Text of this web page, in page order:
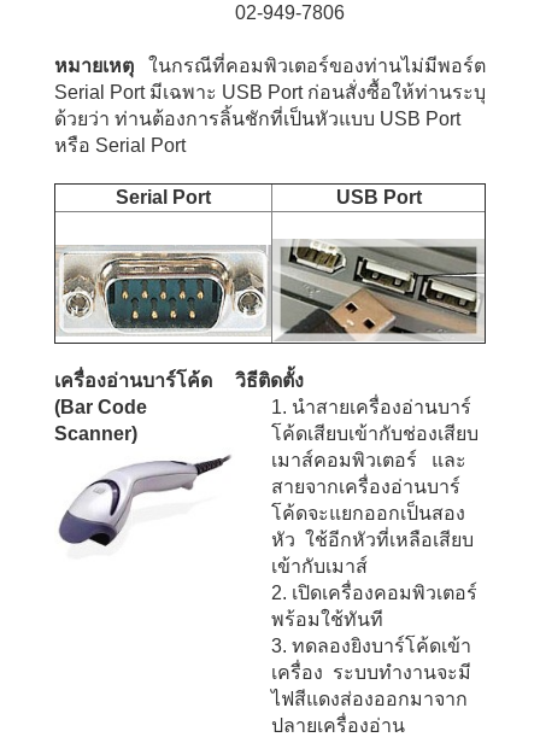
02-949-7806
หมายเหตุ ในกรณีที่คอมพิวเตอร์ของท่านไม่มีพอร์ต
Serial Port มีเฉพาะ USB Port ก่อนสั่งซื้อให้ท่านระบุ
ด้วยว่า ท่านต้องการลิ้นชักที่เป็นหัวแบบ USB Port
หรือ Serial Port
Serial Port USB Port
เครื่องอ่านบาร์โค้ด
(Bar Code
Scanner)
วิธีติดตั้ง
1. นำสายเครื่องอ่านบาร์
โค้ดเสียบเข้ากับช่องเสียบ
เมาส์คอมพิวเตอร์ และ
สายจากเครื่องอ่านบาร์
โค้ดจะแยกออกเป็นสอง
หัว ใช้อีกหัวที่เหลือเสียบ
เข้ากับเมาส์
2. เปิดเครื่องคอมพิวเตอร์
พร้อมใช้ทันที
3. ทดลองยิงบาร์โค้ดเข้า
เครื่อง ระบบทำงานจะมี
ไฟสีแดงส่องออกมาจาก
ปลายเครื่องอ่าน